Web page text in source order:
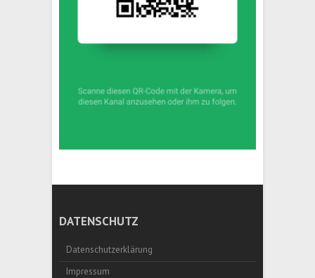
DATENSCHUTZ
Datenschutzerklärung
Impressum